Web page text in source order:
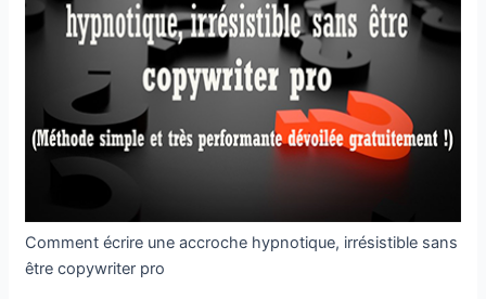
Comment écrire une accroche hypnotique, irrésistible sans
être copywriter pro